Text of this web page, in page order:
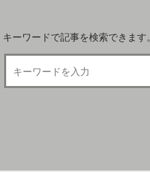
キーワードで記事を検索できます。